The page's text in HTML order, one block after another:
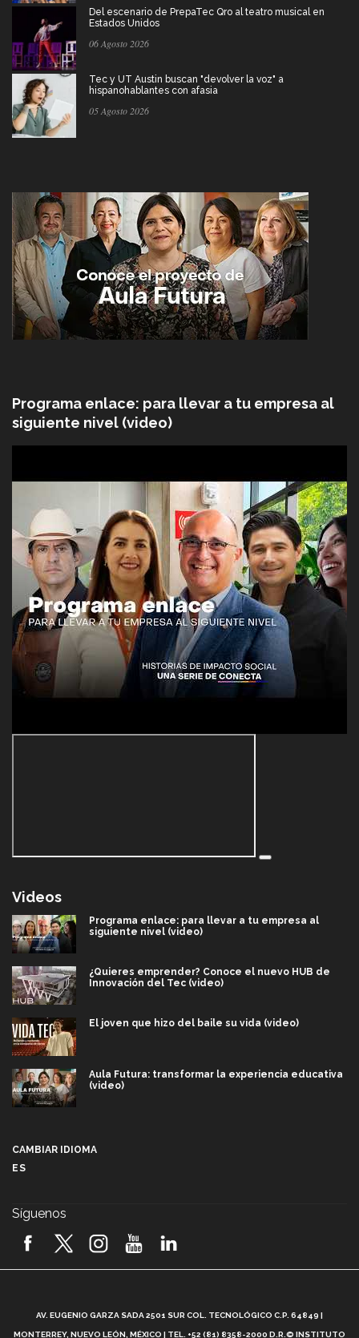
Del escenario de PrepaTec Qro al teatro musical en
Estados Unidos
06 Agosto 2026
Tec y UT Austin buscan "devolver la voz" a
hispanohablantes con afasia
05 Agosto 2026
Programa enlace: para llevar a tu empresa al
siguiente nivel (video)
Videos
Programa enlace: para llevar a tu empresa al
siguiente nivel (video)
¿Quieres emprender? Conoce el nuevo HUB de
Innovación del Tec (video)
El joven que hizo del baile su vida (video)
Aula Futura: transformar la experiencia educativa
(video)
2026! (video)
¿Cómo es el Modelo Educativo Tec? (video)
CAMBIAR IDIOMA
ES
Síguenos
AV. EUGENIO GARZA SADA 2501 SUR COL. TECNOLÓGICO C.P. 64849 |
MONTERREY, NUEVO LEÓN, MÉXICO | TEL. +52 (81) 8358-2000 D.R.© INSTITUTO